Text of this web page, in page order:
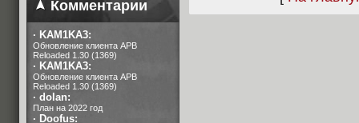
Комментарии
· KAM1KA3:
Обновление клиента APB
Reloaded 1.30 (1369)
· KAM1KA3:
Обновление клиента APB
Reloaded 1.30 (1369)
· dolan:
План на 2022 год
· Doofus: